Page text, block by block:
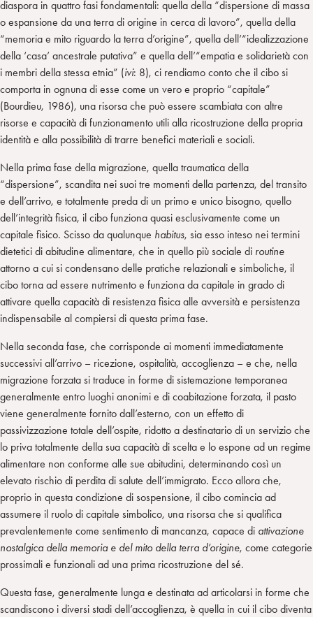
diaspora in quattro fasi fondamentali: quella della “dispersione di massa
o espansione da una terra di origine in cerca di lavoro”, quella della
“memoria e mito riguardo la terra d’origine”, quella dell’“idealizzazione
della ‘casa’ ancestrale putativa” e quella dell’“empatia e solidarietà con
i membri della stessa etnia” (ivi: 8), ci rendiamo conto che il cibo si
comporta in ognuna di esse come un vero e proprio “capitale”
(Bourdieu, 1986), una risorsa che può essere scambiata con altre
risorse e capacità di funzionamento utili alla ricostruzione della propria
identità e alla possibilità di trarre benefici materiali e sociali.
Nella prima fase della migrazione, quella traumatica della
“dispersione”, scandita nei suoi tre momenti della partenza, del transito
e dell’arrivo, e totalmente preda di un primo e unico bisogno, quello
dell’integrità fisica, il cibo funziona quasi esclusivamente come un
capitale fisico. Scisso da qualunque habitus, sia esso inteso nei termini
dietetici di abitudine alimentare, che in quello più sociale di routine
attorno a cui si condensano delle pratiche relazionali e simboliche, il
cibo torna ad essere nutrimento e funziona da capitale in grado di
attivare quella capacità di resistenza fisica alle avversità e persistenza
indispensabile al compiersi di questa prima fase.
Nella seconda fase, che corrisponde ai momenti immediatamente
successivi all’arrivo – ricezione, ospitalità, accoglienza – e che, nella
migrazione forzata si traduce in forme di sistemazione temporanea
generalmente entro luoghi anonimi e di coabitazione forzata, il pasto
viene generalmente fornito dall’esterno, con un effetto di
passivizzazione totale dell’ospite, ridotto a destinatario di un servizio che
lo priva totalmente della sua capacità di scelta e lo espone ad un regime
alimentare non conforme alle sue abitudini, determinando così un
elevato rischio di perdita di salute dell’immigrato. Ecco allora che,
proprio in questa condizione di sospensione, il cibo comincia ad
assumere il ruolo di capitale simbolico, una risorsa che si qualifica
prevalentemente come sentimento di mancanza, capace di attivazione
nostalgica della memoria e del mito della terra d’origine, come categorie
prossimali e funzionali ad una prima ricostruzione del sé.
Questa fase, generalmente lunga e destinata ad articolarsi in forme che
scandiscono i diversi stadi dell’accoglienza, è quella in cui il cibo diventa